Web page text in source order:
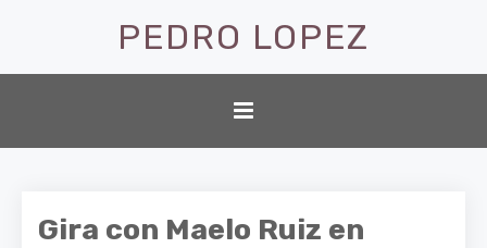
PEDRO LOPEZ
Gira con Maelo Ruiz en